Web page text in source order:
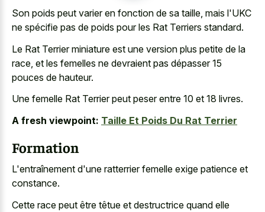
Son poids peut varier en fonction de sa taille, mais l'UKC
ne spécifie pas de poids pour les Rat Terriers standard.
Le Rat Terrier miniature est une version plus petite de la
race, et les femelles ne devraient pas dépasser 15
pouces de hauteur.
Une femelle Rat Terrier peut peser entre 10 et 18 livres.
A fresh viewpoint: Taille Et Poids Du Rat Terrier
Formation
L'entraînement d'une ratterrier femelle exige patience et
constance.
Cette race peut être têtue et destructrice quand elle